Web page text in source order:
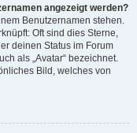
angezeigt werden?
Benutzernamen stehen.
Oft sind dies Sterne,
deinen Status im Forum
als „Avatar“ bezeichnet.
Bild, welches von